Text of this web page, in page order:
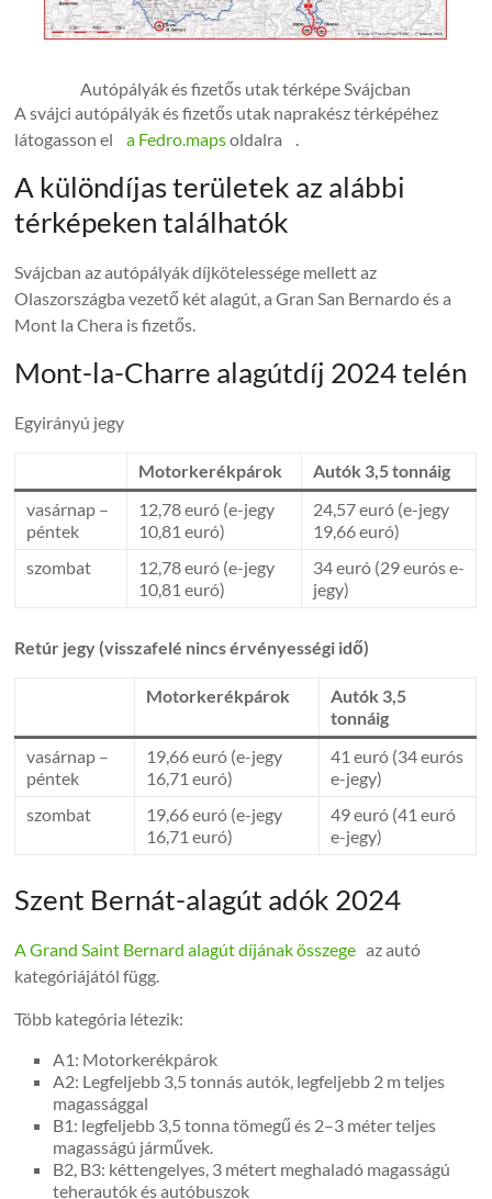
Autópályák és fizetős utak térképe Svájcban
A svájci autópályák és fizetős utak naprakész térképéhez
látogasson ela Fedro.mapsoldalra .
A különdíjas területek az alábbi
térképeken találhatók
Svájcban az autópályák díjkötelessége mellett az
Olaszországba vezető két alagút, a Gran San Bernardo és a
Mont la Chera is fizetős.
Mont-la-Charre alagútdíj 2024 telén
Egyirányú jegy
Motorkerékpárok
Autók 3,5 tonnáig
vasárnap –
péntek
12,78 euró (e-jegy
10,81 euró)
24,57 euró (e-jegy
19,66 euró)
szombat
12,78 euró (e-jegy
10,81 euró)
34 euró (29 eurós e-
jegy)
Retúr jegy (visszafelé nincs érvényességi idő)
Motorkerékpárok
Autók 3,5
tonnáig
vasárnap –
péntek
19,66 euró (e-jegy
16,71 euró)
41 euró (34 eurós
e-jegy)
szombat
19,66 euró (e-jegy
16,71 euró)
49 euró (41 euró
e-jegy)
Szent Bernát-alagút adók 2024
A Grand Saint Bernard alagút díjának összege az autó
kategóriájától függ.
Több kategória létezik:
A1: Motorkerékpárok
A2: Legfeljebb 3,5 tonnás autók, legfeljebb 2 m teljes
magassággal
B1: legfeljebb 3,5 tonna tömegű és 2–3 méter teljes
magasságú járművek.
B2, B3: kéttengelyes, 3 métert meghaladó magasságú
teherautók és autóbuszok